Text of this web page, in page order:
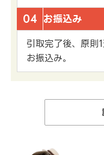
04 お振込み
引取完了後、原則
お振込み。